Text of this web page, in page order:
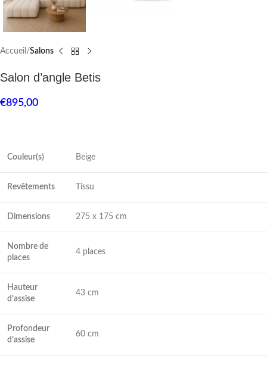
Accueil Salons
Salon d’angle Betis
€895,00
Couleur(s) Beige
Revêtements Tissu
Dimensions 275 x 175 cm
Nombre de
places
4 places
Hauteur
d’assise
43 cm
Profondeur
d’assise
60 cm